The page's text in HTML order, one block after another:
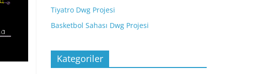
Tiyatro Dwg Projesi
Basketbol Sahası Dwg Projesi
Kategoriler